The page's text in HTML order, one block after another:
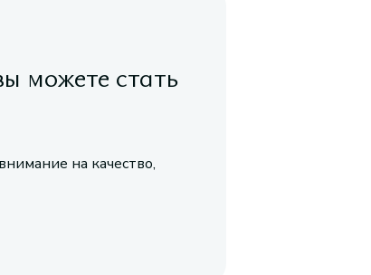
можете стать
на качество,